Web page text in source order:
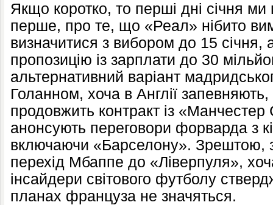
Якщо коротко, то перші дні січня
перше, про те, що «Реал» нібито
визначитися з вибором до 15 січня,
пропозицію із зарплати до 30
альтернативний варіант
Голанном, хоча в Англії
продовжить контракт із «Манчестер
анонсують переговори форварда з
включаючи «Барселону». Зрештою,
перехід Мбаппе до «Ліверпуля»,
інсайдери світового футболу
планах француза не значяться.